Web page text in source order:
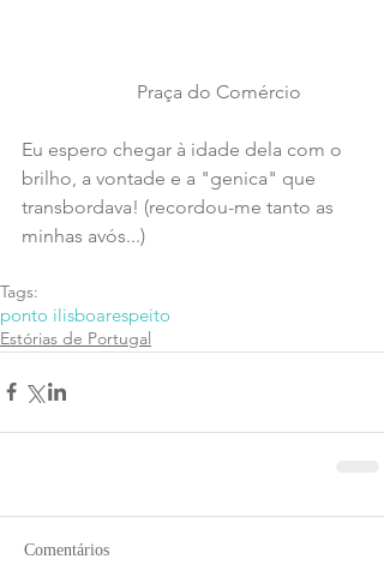
                        Praça do Comércio
Eu espero chegar à idade dela com o
brilho, a vontade e a "genica" que
transbordava! (recordou-me tanto as
minhas avós...)
Tags:
ponto ilisboarespeito
Estórias de Portugal
Comentários